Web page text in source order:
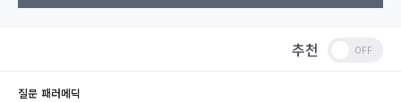
추천
질문 패러메딕